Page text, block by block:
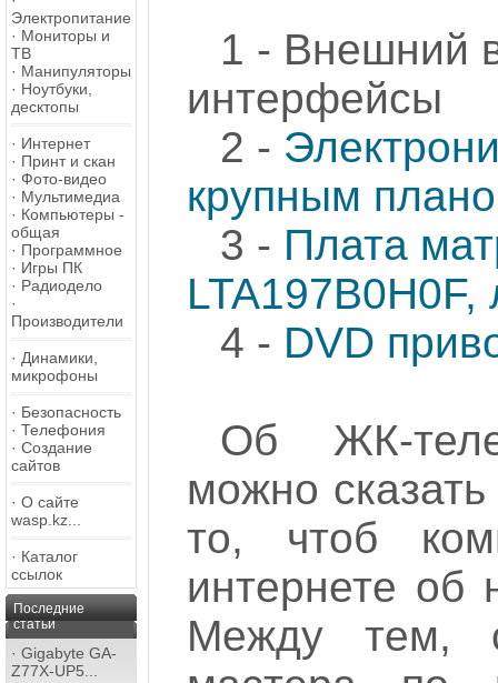
Электропитание
· Мониторы и
ТВ
· Манипуляторы
· Ноутбуки,
десктопы
· Интернет
· Принт и скан
· Фото-видео
· Мультимедиа
· Компьютеры -
общая
· Программное
· Игры ПК
· Радиодело
·
Производители
· Динамики,
микрофоны
· Безопасность
· Телефония
· Создание
сайтов
· О сайте
wasp.kz...
· Каталог
ссылок
Последние
статьи
· Gigabyte GA-
Z77X-UP5...
1 - Внешний
интерфейсы
2 -
крупным
3 - Плата
4 - DVD
Об ЖК-
можно
то, чтоб
интернете об
Между тем,